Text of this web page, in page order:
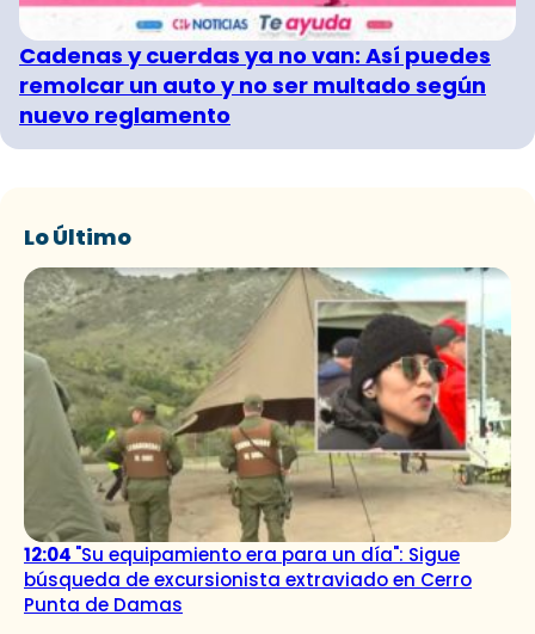
Cadenas y cuerdas ya no van: Así puedes
remolcar un auto y no ser multado según
nuevo reglamento
Lo Último
12:04 "Su equipamiento era para un día": Sigue
búsqueda de excursionista extraviado en Cerro
Punta de Damas